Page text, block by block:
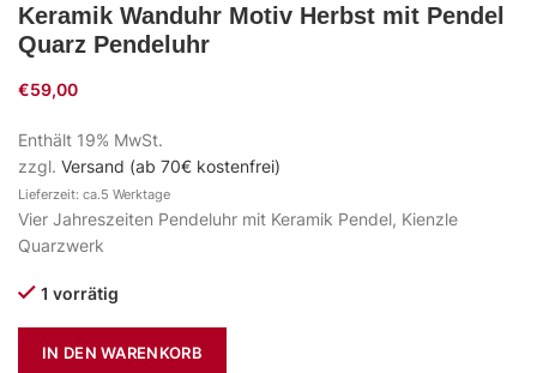
Keramik Wanduhr Motiv Herbst mit Pendel
Quarz Pendeluhr
€59,00
Enthält 19% MwSt.
zzgl. Versand (ab 70€ kostenfrei)
Lieferzeit: ca.5 Werktage
Vier Jahreszeiten Pendeluhr mit Keramik Pendel, Kienzle
Quarzwerk
1 vorrätig
IN DEN WARENKORB